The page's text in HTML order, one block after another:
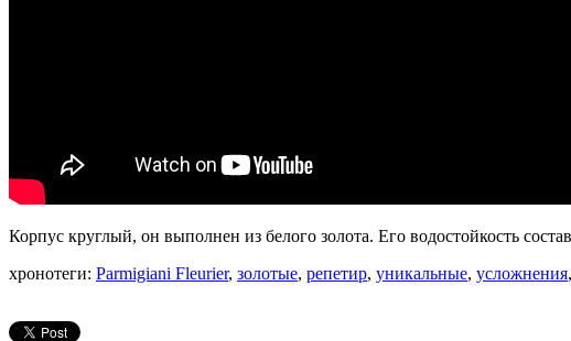
Корпус круглый, он выполнен из белого золота. Его водостойкость
хронотеги: Parmigiani Fleurier, золотые, репетир, уникальные, усложнения,